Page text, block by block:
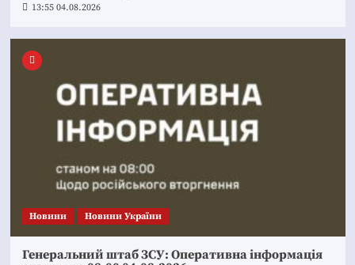
13:55 04.08.2026
Новини Новини України
Генеральний штаб ЗСУ: Оперативна інформація